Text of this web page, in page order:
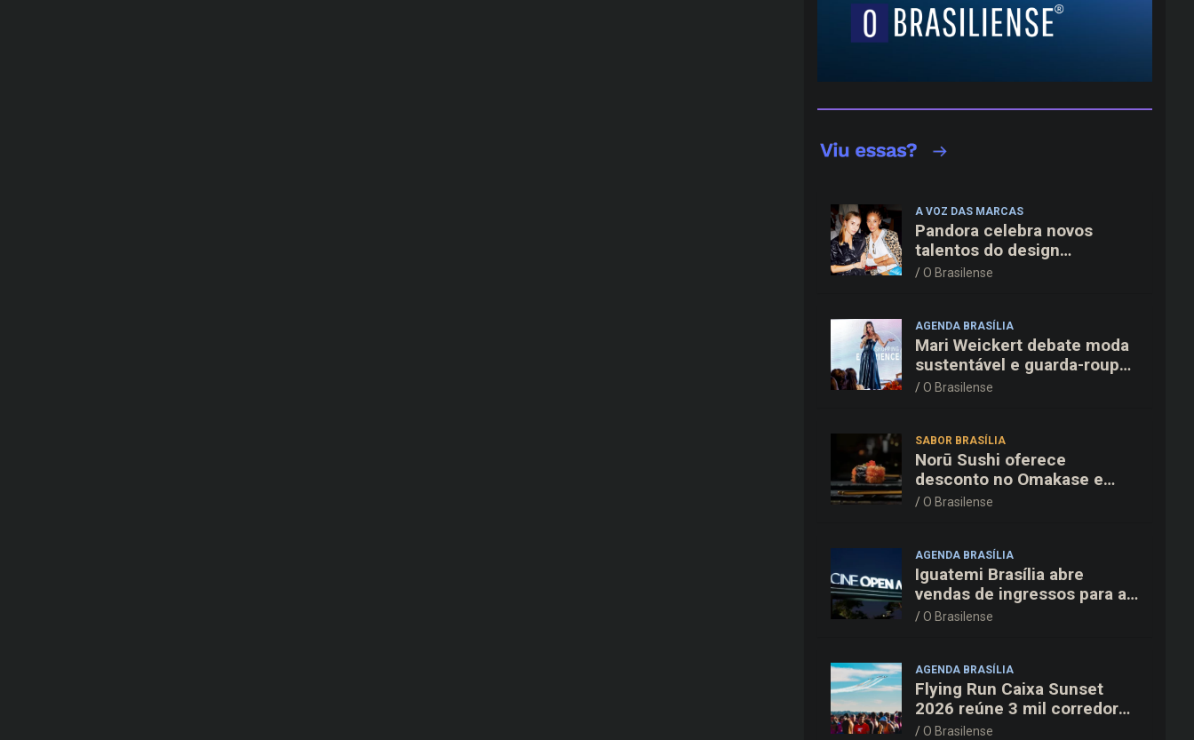
A VOZ DAS MARCAS
Pandora celebra novos
talentos do design
dinamarquês em jantar
O Brasilense
AGENDA BRASÍLIA
Mari Weickert debate moda
sustentável e guarda-roupa
inteligente no ParkShopping
O Brasilense
SABOR BRASÍLIA
Norū Sushi oferece
desconto no Omakase e
cortesia completa para os
O Brasilense
AGENDA BRASÍLIA
Iguatemi Brasília abre
vendas de ingressos para a
3ª edição do Cine Open Air
O Brasilense
AGENDA BRASÍLIA
Flying Run Caixa Sunset
2026 reúne 3 mil corredores
na pista do Aeroporto de
O Brasilense